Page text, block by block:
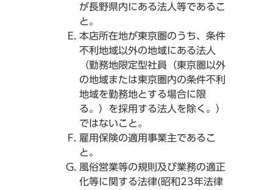
が長野県内にある法人等であるこ
と。
本店所在地が東京圏のうち、条件
不利地域以外の地域にある法人
（勤務地限定型社員（東京圏以外
の地域または東京圏内の条件不利
地域を勤務地とする場合に限
る。）を採用する法人を除く。）
ではないこと。
雇用保険の適用事業主であるこ
と。
風俗営業等の規則及び業務の適正
化等に関する法律(昭和23年法律